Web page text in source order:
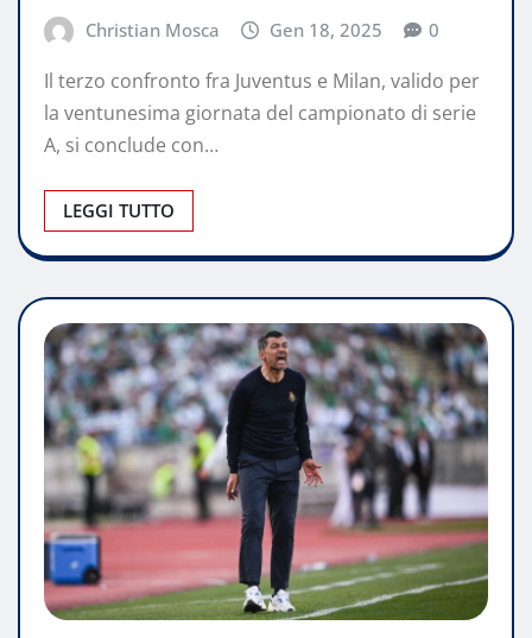
Christian Mosca Gen 18, 2025 0
Il terzo confronto fra Juventus e Milan, valido per
la ventunesima giornata del campionato di serie
A, si conclude con…
LEGGI TUTTO